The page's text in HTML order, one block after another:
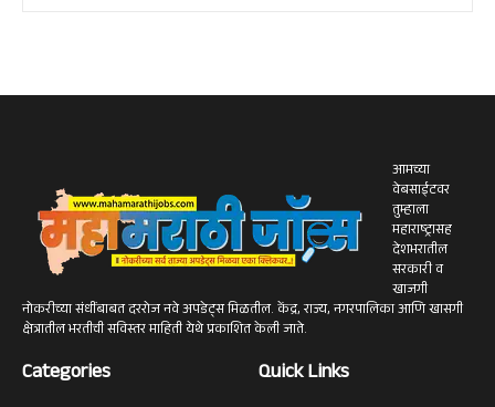
आमच्या
वेबसाईटवर
तुम्हाला
महाराष्ट्रासह
देशभरातील
सरकारी व
खाजगी
नोकरीच्या संधींबाबत दररोज नवे अपडेट्स मिळतील. केंद्र, राज्य, नगरपालिका आणि खासगी
क्षेत्रातील भरतीची सविस्तर माहिती येथे प्रकाशित केली जाते.
Categories Quick Links